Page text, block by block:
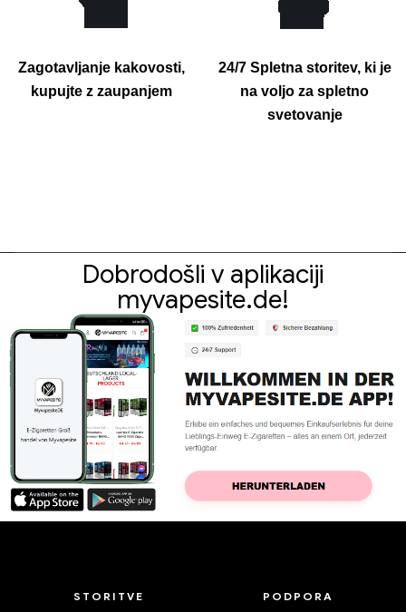
Zagotavljanje kakovosti,
kupujte z zaupanjem
24/7 Spletna storitev, ki je
na voljo za spletno
svetovanje
Dobrodošli v aplikaciji
myvapesite.de!
STORITVE PODPORA